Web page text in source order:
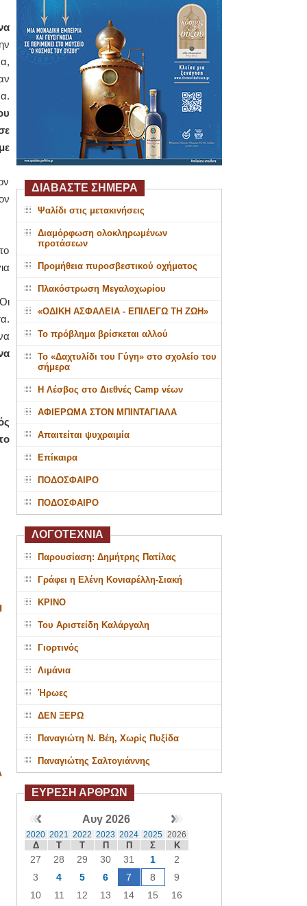
ΔΙΑΒΑΣΤΕ ΣΗΜΕΡΑ
Ψαλίδι στις μετακινήσεις
Διαμόρφωση ολοκληρωμένων
προτάσεων
Προμήθεια πυροσβεστικού οχήματος
Πλακόστρωση Μεγαλοχωρίου
«ΟΔΙΚΗ ΑΣΦΑΛΕΙΑ - ΕΠΙΛΕΓΩ ΤΗ ΖΩΗ»
Το πρόβλημα βρίσκεται αλλού
Το «Δαχτυλίδι του Γύγη» στο σχολείο του
σήμερα
Η Λέσβος στο Διεθνές Camp νέων
ΑΦΙΕΡΩΜΑ ΣΤΟΝ ΜΠΙΝΤΑΓΙΑΛΑ
Απαιτείται ψυχραιμία
Επίκαιρα
ΠΟΔΟΣΦΑΙΡΟ
ΠΟΔΟΣΦΑΙΡΟ
ΛΟΓΟΤΕΧΝΙΑ
Παρουσίαση: Δημήτρης Πατίλας
Γράφει η Ελένη Κονιαρέλλη-Σιακή
ΚΡΙΝΟ
Του Αριστείδη Καλάργαλη
Γιορτινός
Λιμάνια
Ήρωες
ΔΕΝ ΞΕΡΩ
Παναγιώτη Ν. Βέη, Χωρίς Πυξίδα
Παναγιώτης Σαλτογιάννης
ΕΥΡΕΣΗ ΑΡΘΡΩΝ
Αυγ 2026
2020 2021 2022 2023 2024 2025 2026
Δ Τ Τ Π Π Σ Κ
27 28 29 30 31 1
2
3
4 5 6 7 8
9
10
11 12 13 14 15
16